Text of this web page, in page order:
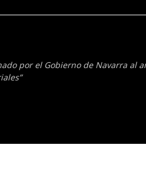
por el Gobierno de Navarra al